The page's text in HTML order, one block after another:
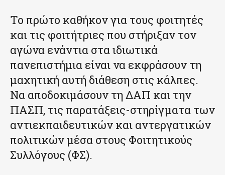
Το πρώτο καθήκον για τους φοιτητές
και τις φοιτήτριες που στήριξαν τον
αγώνα ενάντια στα ιδιωτικά
πανεπιστήμια είναι να εκφράσουν τη
μαχητική αυτή διάθεση στις κάλπες.
Να αποδοκιμάσουν τη ΔΑΠ και την
ΠΑΣΠ, τις παρατάξεις-στηρίγματα των
αντιεκπαιδευτικών και αντεργατικών
πολιτικών μέσα στους Φοιτητικούς
Συλλόγους (ΦΣ).